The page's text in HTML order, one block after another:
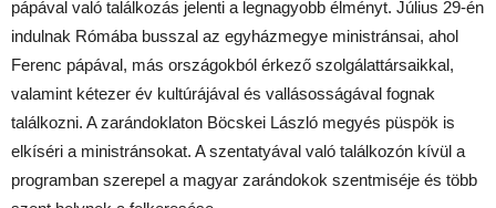
pápával való találkozás jelenti a legnagyobb élményt. Július 29-én
indulnak Rómába busszal az egyházmegye ministránsai, ahol
Ferenc pápával, más országokból érkező szolgálattársaikkal,
valamint kétezer év kultúrájával és vallásosságával fognak
találkozni. A zarándoklaton Böcskei László megyés püspök is
elkíséri a ministránsokat. A szentatyával való találkozón kívül a
programban szerepel a magyar zarándokok szentmiséje és több